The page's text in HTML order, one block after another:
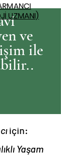
UZMANI)
ve
ile
için:
Yaşam